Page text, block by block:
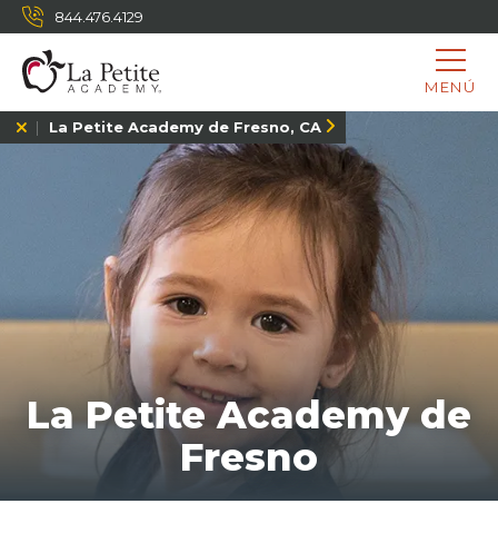
844.476.4129
MENÚ
La Petite Academy de Fresno, CA
La Petite Academy de
Fresno